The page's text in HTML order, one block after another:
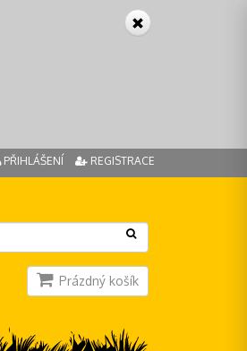
PŘIHLÁŠENÍ REGISTRACE
Prázdný košík